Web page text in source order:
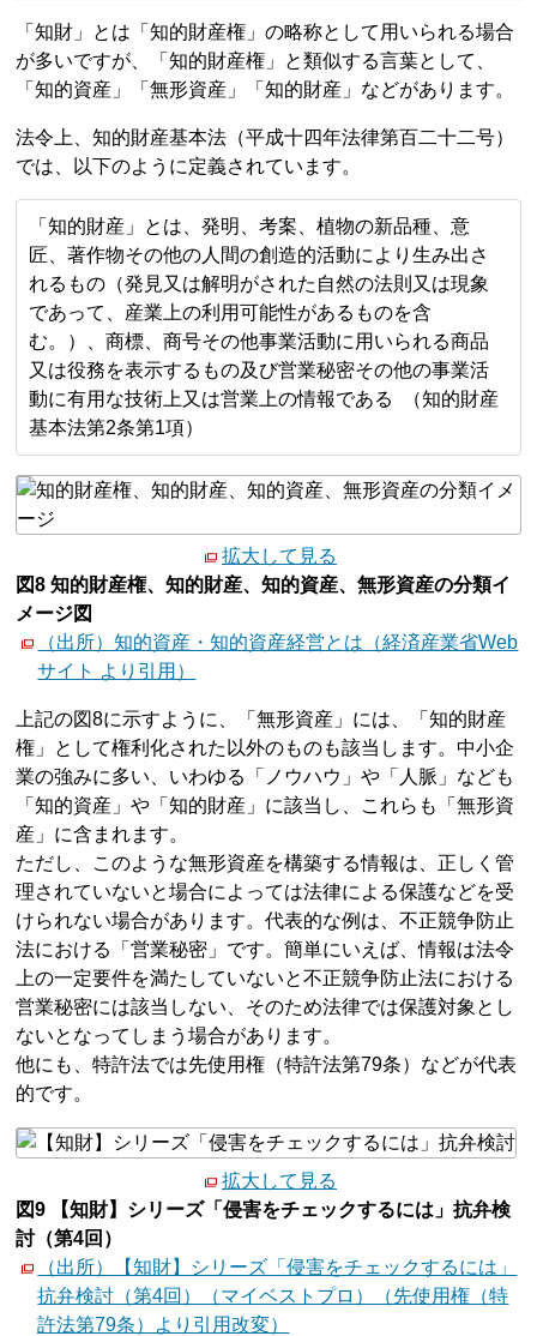
「知財」とは「知的財産権」の略称として用いられる場合
が多いですが、「知的財産権」と類似する言葉として、
「知的資産」「無形資産」「知的財産」などがあります。
法令上、知的財産基本法（平成十四年法律第百二十二号）
では、以下のように定義されています。
「知的財産」とは、発明、考案、植物の新品種、意
匠、著作物その他の人間の創造的活動により生み出さ
れるもの（発見又は解明がされた自然の法則又は現象
であって、産業上の利用可能性があるものを含
む。）、商標、商号その他事業活動に用いられる商品
又は役務を表示するもの及び営業秘密その他の事業活
動に有用な技術上又は営業上の情報である （知的財産
基本法第2条第1項）
拡大して見る
図8 知的財産権、知的財産、知的資産、無形資産の分類イ
メージ図
（出所）知的資産・知的資産経営とは（経済産業省Web
サイト より引用）
上記の図8に示すように、「無形資産」には、「知的財産
権」として権利化された以外のものも該当します。中小企
業の強みに多い、いわゆる「ノウハウ」や「人脈」なども
「知的資産」や「知的財産」に該当し、これらも「無形資
産」に含まれます。
ただし、このような無形資産を構築する情報は、正しく管
理されていないと場合によっては法律による保護などを受
けられない場合があります。代表的な例は、不正競争防止
法における「営業秘密」です。簡単にいえば、情報は法令
上の一定要件を満たしていないと不正競争防止法における
営業秘密には該当しない、そのため法律では保護対象とし
ないとなってしまう場合があります。
他にも、特許法では先使用権（特許法第79条）などが代表
的です。
拡大して見る
図9 【知財】シリーズ「侵害をチェックするには」抗弁検
討（第4回）
（出所）【知財】シリーズ「侵害をチェックするには」
抗弁検討（第4回）（マイベストプロ）（先使用権（特
許法第79条）より引用改変）